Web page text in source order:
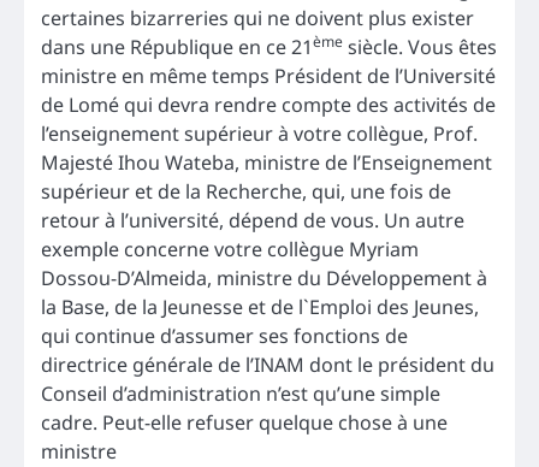
certaines bizarreries qui ne doivent plus exister
dans une République en ce 21ème siècle. Vous êtes
ministre en même temps Président de l’Université
de Lomé qui devra rendre compte des activités de
l’enseignement supérieur à votre collègue, Prof.
Majesté Ihou Wateba, ministre de l’Enseignement
supérieur et de la Recherche, qui, une fois de
retour à l’université, dépend de vous. Un autre
exemple concerne votre collègue Myriam
Dossou-D’Almeida, ministre du Développement à
la Base, de la Jeunesse et de l`Emploi des Jeunes,
qui continue d’assumer ses fonctions de
directrice générale de l’INAM dont le président du
Conseil d’administration n’est qu’une simple
cadre. Peut-elle refuser quelque chose à une
ministre